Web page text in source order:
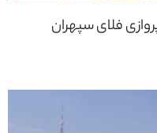
فلای سپهران